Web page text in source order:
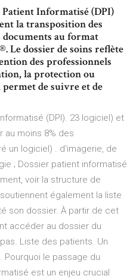
Patient Informatisé (DPI)
la transposition des
documents au format
Le dossier de soins reflète
des professionnels
la protection ou
de suivre et de
(DPI). 23 logiciel) et
au moins 8% des
un logiciel) . d'imagerie, de
; Dossier patient informatisé
voir la structure de
également la liste
son dossier. À partir de cet
accéder au dossier du
Liste des patients. Un
le passage du
est un enjeu crucial